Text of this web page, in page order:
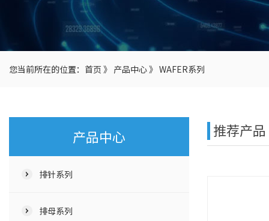
您当前所在的位置： 首页 》 产品中心》 WAFER系列
产品中心
排针系列
排母系列
推荐产品